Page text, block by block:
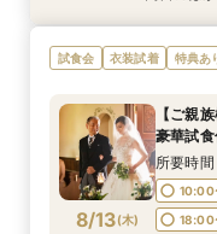
8/11( 火)
【ご家
華試食付
10:00
18:00
8/11( 火)
【フォ
華試食付
10:00
18:00
8/11( 火)
【パパ
豪華試食
10:00
18:00
8/11( 火)
【お得
数×試食
10:00
18:00
8/11( 火)
【会費
特典×試
10:00
18:00
8/11( 火)
【和婚
×豪華試
10:00
18:00
8/11( 火)
【五社
豪華試食
10:00
18:00
8/11( 火)
【コス
華試食
10:00
18:00
8/11( 火)
【挙式
豪華試食
10:00
18:00
8/11( 火)
【オン
大特典
18:00
8/11( 火)
【リニ
食付フェ
10:00
19:00
8/11( 火)
【土・
ニューア
10:00
19:00
8/11( 火)
【先着
万円試食
10:00
19:00
試食会 衣装試着 特典あ
8/13(木)
【ご親
豪華試食
所要時
10:00
18:00